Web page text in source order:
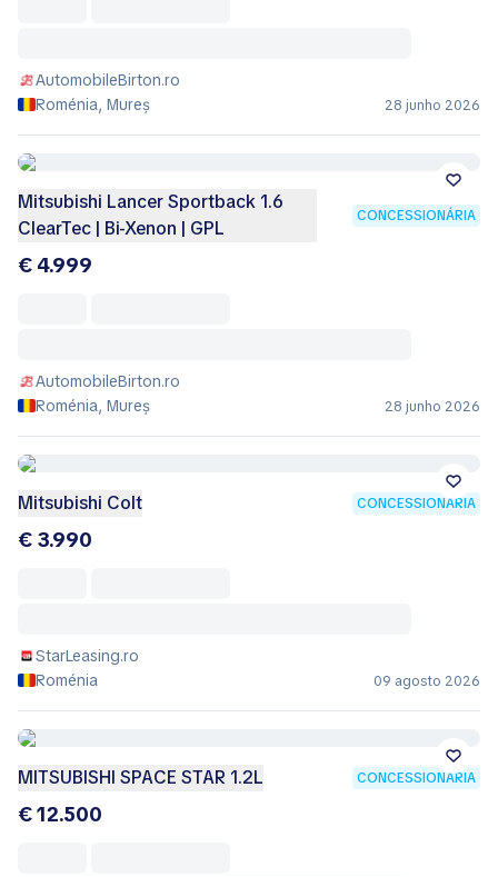
AutomobileBirton.ro
Roménia, Mureș
28 junho 2026
Mitsubishi Lancer Sportback 1.6
ClearTec | Bi-Xenon | GPL
CONCESSIONÁRIA
€ 4.999
AutomobileBirton.ro
Roménia, Mureș
28 junho 2026
Mitsubishi Colt CONCESSIONÁRIA
€ 3.990
StarLeasing.ro
Roménia
09 agosto 2026
MITSUBISHI SPACE STAR 1.2L CONCESSIONÁRIA
€ 12.500